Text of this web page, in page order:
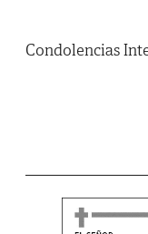
Condolencias